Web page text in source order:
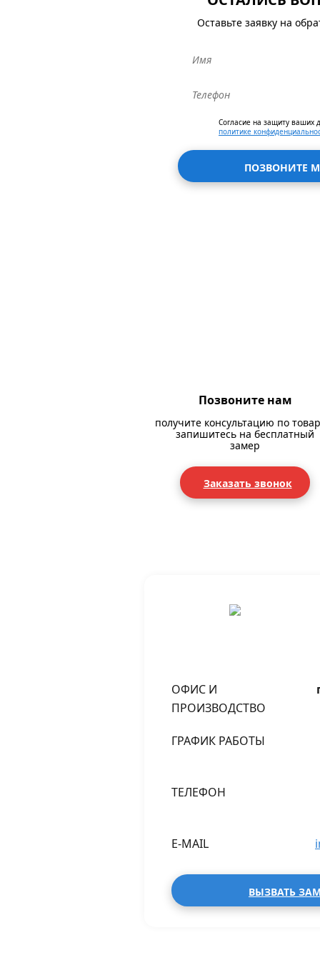
Оставьте заявку на
Согласие на защиту ваших
политике
ПОЗВОНИТЕ
Позвоните нам
получите консультацию по
запишитесь на бесплатный
замер
Заказать звонок
ОФИС И
ПРОИЗВОДСТВО
ГРАФИК РАБОТЫ
ТЕЛЕФОН
E-MAIL
ВЫЗВАТЬ